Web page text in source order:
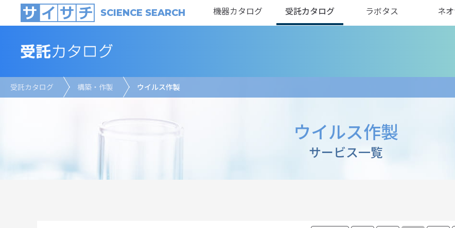
SCIENCE SEARCH 機器カタログ 受託カタログ ラボタス ネ
受託カタログ 構築・作製 ウイルス作製
ウイルス作製
サービス一覧